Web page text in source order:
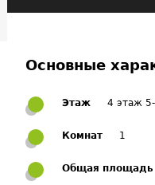
Основные
Этаж 4
Комнат 1
Общая площадь